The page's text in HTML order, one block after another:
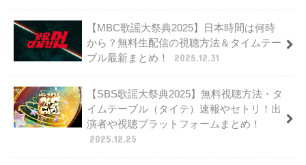
【MBC歌謡大祭典2025】日本時間は何時
から？無料生配信の視聴方法＆タイムテー
ブル最新まとめ！
2025.12.31
【SBS歌謡大祭典2025】無料視聴方法・タ
イムテーブル（タイテ）速報やセトリ！出
演者や視聴プラットフォームまとめ！
2025.12.25